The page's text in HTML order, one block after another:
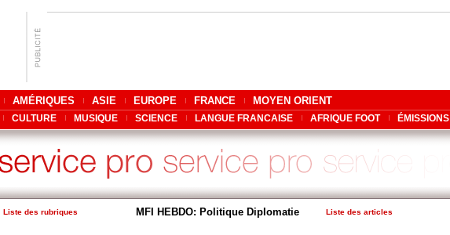
AMÉRIQUES ASIE EUROPE FRANCE MOYEN ORIENT
CULTURE MUSIQUE SCIENCE LANGUE FRANCAISE AFRIQUE FOOT ÉMISSIONS
Liste des rubriques MFI HEBDO: Politique Diplomatie Liste des articles